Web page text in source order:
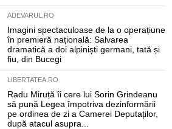
ADEVARUL.RO
Imagini spectaculoase de la o operațiune
în premieră națională: Salvarea
dramatică a doi alpiniști germani, tată și
fiu, din Bucegi
LIBERTATEA.RO
Radu Miruță îi cere lui Sorin Grindeanu
să pună Legea împotriva dezinformării
pe ordinea de zi a Camerei Deputaților,
după atacul asupra...